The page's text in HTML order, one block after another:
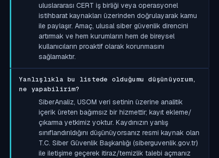
uluslararası CERT iş birliği veya operasyonel
istihbarat kaynakları üzerinden doğrulayarak kamu
ile paylaşır. Amaç, ulusal siber güvenlik direncini
artırmak ve hem kurumların hem de bireysel
kullanıcıların proaktif olarak korunmasını
sağlamaktır.
Yanlışlıkla bu listede olduğumu düşünüyorum,
ne yapabilirim?
SiberAnaliz, USOM veri setinin üzerine analitik
içerik üreten bağımsız bir hizmettir; kayıt ekleme/
çıkarma yetkimiz yoktur. Kaydınızın yanlış
sınıflandırıldığını düşünüyorsanız resmi kaynak olan
T.C. Siber Güvenlik Başkanlığı (siberguvenlik.gov.tr)
ile iletişime geçerek itiraz/temizlik talebi açmanız